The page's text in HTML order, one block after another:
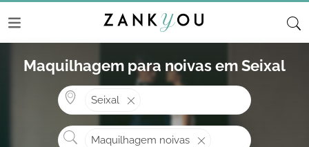
Maquilhagem para noivas em Seixal
Seixal
O que procura?
Maquilhagem noivas